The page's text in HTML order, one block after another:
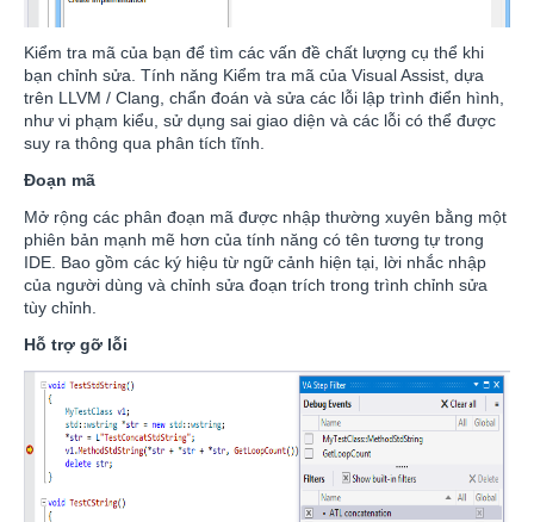
Kiểm tra mã của bạn để tìm các vấn đề chất lượng cụ thể khi
bạn chỉnh sửa. Tính năng Kiểm tra mã của Visual Assist, dựa
trên LLVM / Clang, chẩn đoán và sửa các lỗi lập trình điển hình,
như vi phạm kiểu, sử dụng sai giao diện và các lỗi có thể được
suy ra thông qua phân tích tĩnh.
Đoạn mã
Mở rộng các phân đoạn mã được nhập thường xuyên bằng một
phiên bản mạnh mẽ hơn của tính năng có tên tương tự trong
IDE. Bao gồm các ký hiệu từ ngữ cảnh hiện tại, lời nhắc nhập
của người dùng và chỉnh sửa đoạn trích trong trình chỉnh sửa
tùy chỉnh.
Hỗ trợ gỡ lỗi